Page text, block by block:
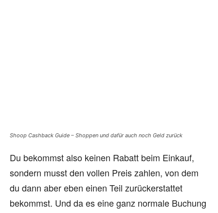
Shoop Cashback Guide – Shoppen und dafür auch noch Geld zurück
Du bekommst also keinen Rabatt beim Einkauf,
sondern musst den vollen Preis zahlen, von dem
du dann aber eben einen Teil zurückerstattet
bekommst. Und da es eine ganz normale Buchung